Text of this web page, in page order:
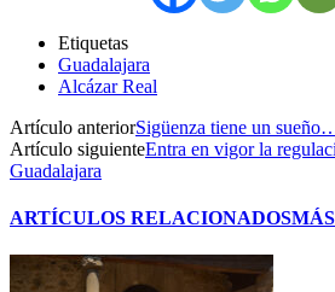
Etiquetas
Guadalajara
Alcázar Real
Artículo anteriorSigüenza tiene un
Artículo siguienteEntra en vigor la
Guadalajara
ARTÍCULOS RELACIONADOS